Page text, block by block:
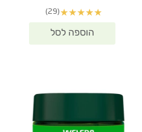
★
★
★
★
★
(29)